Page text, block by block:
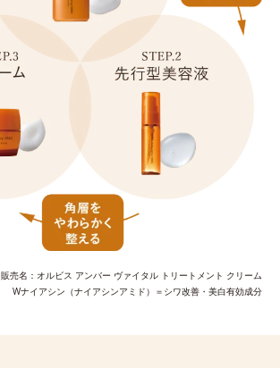
販売名：オルビス アンバー ヴァイタル トリートメント クリーム
Wナイアシン（ナイアシンアミド）＝シワ改善・美白有効成分